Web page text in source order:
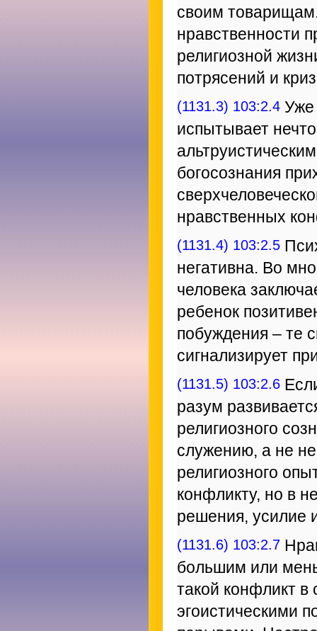
своим
нравственности
религиозной
потрясений и
(1131.3) 103:2.4 Уже
испытывает
богосознания
нравственных
(1131.4) 103:2.5
негативна. Во
человека
ребенок
побуждения – те
сигнализирует
(1131.5) 103:2.6
разум
религиозного
служению, а не
религиозного
конфликту, но в
решения, усилие
(1131.6) 103:2.7
большим или
такой конфликт в
эгоистическими